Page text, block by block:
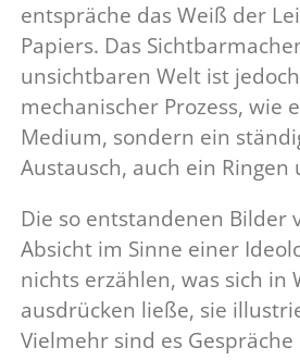
entspräche das Weiß der
Papiers. Das
unsichtbaren Welt ist
mechanischer Prozess, wie
Medium, sondern ein
Austausch, auch ein Ringen
Die so entstandenen Bilder
Absicht im Sinne einer
nichts erzählen, was sich in
ausdrücken ließe, sie
Vielmehr sind es